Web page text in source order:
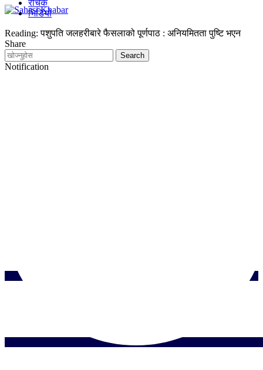
रोचक
भिडियो
Reading: पशुपति जलहरीबारे फैसलाको पूर्णपाठ : अनियमितता पुष्टि भएन
Share
Notification